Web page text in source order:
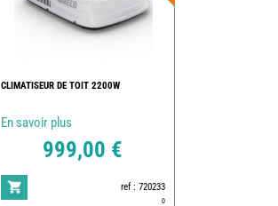
CLIMATISEUR DE TOIT 2200W
En savoir plus
999,00 €
ref : 720233
0